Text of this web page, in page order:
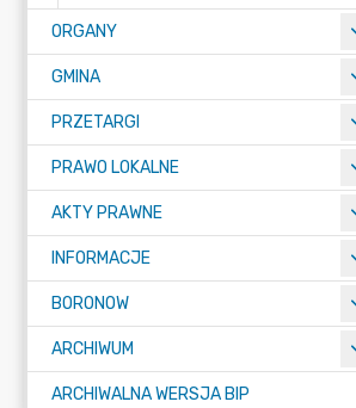
ORGANY
GMINA
PRZETARGI
PRAWO LOKALNE
AKTY PRAWNE
INFORMACJE
BORONOW
ARCHIWUM
ARCHIWALNA WERSJA BIP